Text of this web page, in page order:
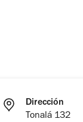
Dirección
Tonalá 132